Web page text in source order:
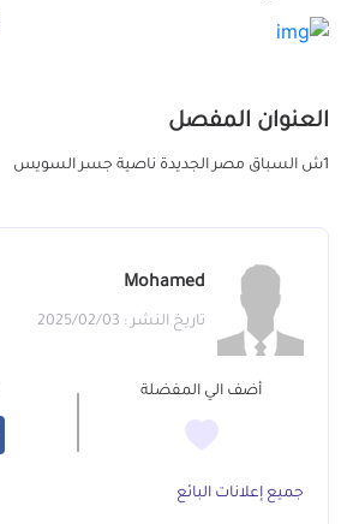
العنوان المفصل
1ش السباق مصر الجديدة ناصية جسر السويس
Mohamed
تاريخ النشر : 2025/02/03
أضف الي المفضلة
جميع إعلانات البائع